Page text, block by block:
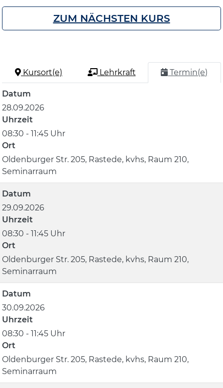
ZUM NÄCHSTEN KURS
Kursort(e) Lehrkraft Termin(e)
Datum
28.09.2026
Uhrzeit
08:30 - 11:45 Uhr
Ort
Oldenburger Str. 205, Rastede, kvhs, Raum 210,
Seminarraum
Datum
29.09.2026
Uhrzeit
08:30 - 11:45 Uhr
Ort
Oldenburger Str. 205, Rastede, kvhs, Raum 210,
Seminarraum
Datum
30.09.2026
Uhrzeit
08:30 - 11:45 Uhr
Ort
Oldenburger Str. 205, Rastede, kvhs, Raum 210,
Seminarraum